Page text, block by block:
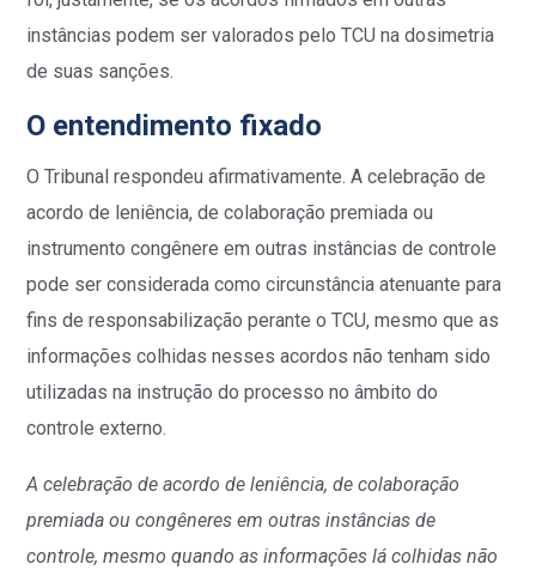
instâncias podem ser valorados pelo TCU na dosimetria
de suas sanções.
O entendimento fixado
O Tribunal respondeu afirmativamente. A celebração de
acordo de leniência, de colaboração premiada ou
instrumento congênere em outras instâncias de controle
pode ser considerada como circunstância atenuante para
fins de responsabilização perante o TCU, mesmo que as
informações colhidas nesses acordos não tenham sido
utilizadas na instrução do processo no âmbito do
controle externo.
A celebração de acordo de leniência, de colaboração
premiada ou congêneres em outras instâncias de
controle, mesmo quando as informações lá colhidas não